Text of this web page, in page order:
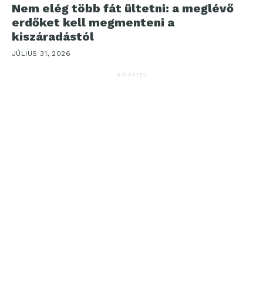
Nem elég több fát ültetni: a meglévő
erdőket kell megmenteni a
kiszáradástól
JÚLIUS 31, 2026
HIRDETÉS